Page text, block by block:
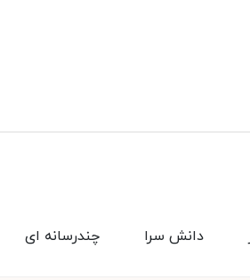
چندرسانه ای دانش سرا